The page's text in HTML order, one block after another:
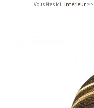
Vous êtes ici : Intérieur >>